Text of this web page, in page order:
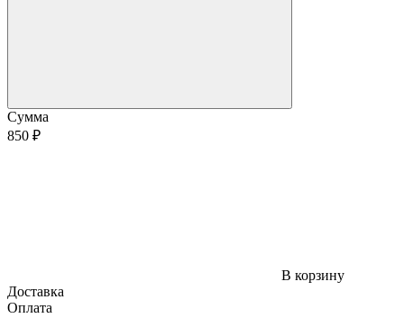
Сумма
850 ₽
В корзину
Доставка
Оплата